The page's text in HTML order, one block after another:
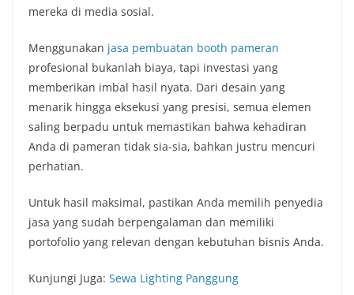
mereka di media sosial.
Menggunakan jasa pembuatan booth pameran
profesional bukanlah biaya, tapi investasi yang
memberikan imbal hasil nyata. Dari desain yang
menarik hingga eksekusi yang presisi, semua elemen
saling berpadu untuk memastikan bahwa kehadiran
Anda di pameran tidak sia-sia, bahkan justru mencuri
perhatian.
Untuk hasil maksimal, pastikan Anda memilih penyedia
jasa yang sudah berpengalaman dan memiliki
portofolio yang relevan dengan kebutuhan bisnis Anda.
Kunjungi Juga: Sewa Lighting Panggung